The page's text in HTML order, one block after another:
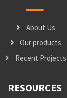
About Us
Our products
Recent Projects
RESOURCES